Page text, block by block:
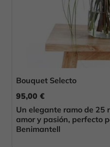
Bouquet Selecto
95,00 €
Un elegante ramo de 25
amor y pasión, perfecto
Benimantell